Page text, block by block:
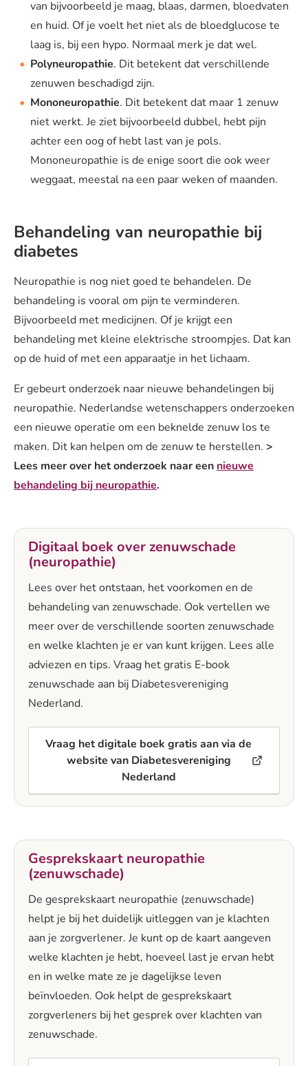
van bijvoorbeeld je maag, blaas, darmen, bloedvaten
en huid. Of je voelt het niet als de bloedglucose te
laag is, bij een hypo. Normaal merk je dat wel.
Polyneuropathie. Dit betekent dat verschillende
zenuwen beschadigd zijn.
Mononeuropathie. Dit betekent dat maar 1 zenuw
niet werkt. Je ziet bijvoorbeeld dubbel, hebt pijn
achter een oog of hebt last van je pols.
Mononeuropathie is de enige soort die ook weer
weggaat, meestal na een paar weken of maanden.
Behandeling van neuropathie bij
diabetes
Neuropathie is nog niet goed te behandelen. De
behandeling is vooral om pijn te verminderen.
Bijvoorbeeld met medicijnen. Of je krijgt een
behandeling met kleine elektrische stroompjes. Dat kan
op de huid of met een apparaatje in het lichaam.
Er gebeurt onderzoek naar nieuwe behandelingen bij
neuropathie. Nederlandse wetenschappers onderzoeken
een nieuwe operatie om een beknelde zenuw los te
maken. Dit kan helpen om de zenuw te herstellen. >
Lees meer over het onderzoek naar een nieuwe
behandeling bij neuropathie.
Digitaal boek over zenuwschade
(neuropathie)
Lees over het ontstaan, het voorkomen en de
behandeling van zenuwschade. Ook vertellen we
meer over de verschillende soorten zenuwschade
en welke klachten je er van kunt krijgen. Lees alle
adviezen en tips. Vraag het gratis E-book
zenuwschade aan bij Diabetesvereniging
Nederland.
Vraag het digitale boek gratis aan via de
website van Diabetesvereniging
Nederland
Gesprekskaart neuropathie
(zenuwschade)
De gesprekskaart neuropathie (zenuwschade)
helpt je bij het duidelijk uitleggen van je klachten
aan je zorgverlener. Je kunt op de kaart aangeven
welke klachten je hebt, hoeveel last je ervan hebt
en in welke mate ze je dagelijkse leven
beïnvloeden. Ook helpt de gesprekskaart
zorgverleners bij het gesprek over klachten van
zenuwschade.